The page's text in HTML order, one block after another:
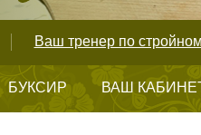
Ваш тренер по
БУКСИР ВАШ